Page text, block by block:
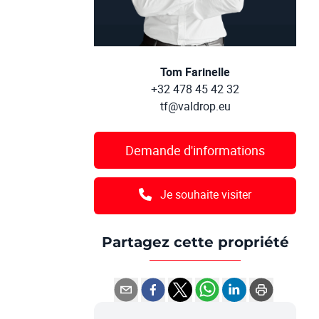
Tom Farinelle
+32 478 45 42 32
tf@valdrop.eu
Demande d'informations
Je souhaite visiter
Partagez cette propriété